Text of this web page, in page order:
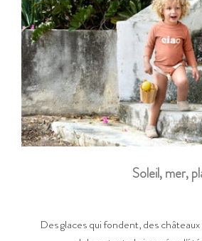
Soleil, mer,
Des glaces qui fondent, des